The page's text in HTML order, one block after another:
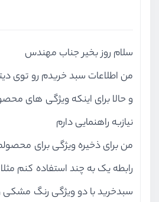
سلام روز بخیر جناب مهندس
من اطلاعات سبد خریدم رو توی
و حالا برای اینکه ویژگی های
نیازبه راهنمایی دارم
من برای ذخیره ویژگی برای
رابطه یک به چند استفاده کنم